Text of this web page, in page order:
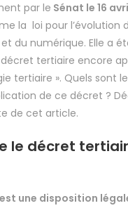
par le Sénat le 16
la loi pour l’évolution
du numérique. Elle a
décret tertiaire encore
tertiaire ». Quels sont
de ce décret ?
de cet article.
le décret
une disposition